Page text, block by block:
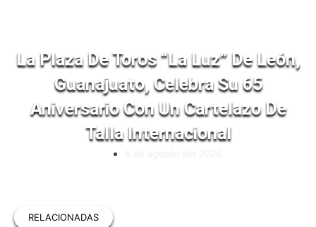
La Plaza De Toros “La Luz” De León,
Guanajuato, Celebra Su 65
Aniversario Con Un Cartelazo De
Talla Internacional
RELACIONADAS